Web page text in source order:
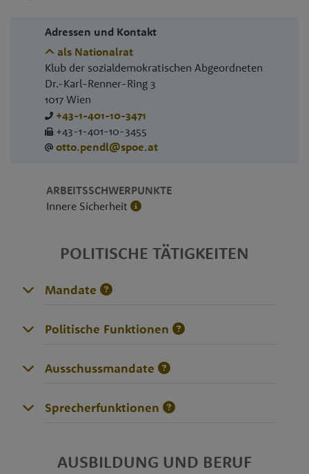
Adressen und Kontakt
als Nationalrat
Klub der sozialdemokratischen Abgeordneten
Dr.-Karl-Renner-Ring 3
1017 Wien
+43-1-401-10-3471
+43-1-401-10-3455
otto.pendl@spoe.at
ARBEITSSCHWERPUNKTE
Innere Sicherheit
POLITISCHE TÄTIGKEITEN
Mandate
Politische Funktionen
Ausschussmandate
Sprecherfunktionen
AUSBILDUNG UND BERUF